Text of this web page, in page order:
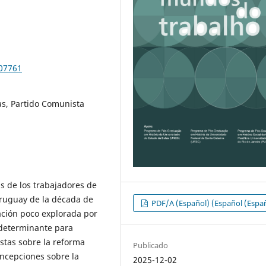
Partido Comunista
de los trabajadores de
de la década de
poco explorada por
para
sobre la reforma
sobre la
PDF/A (Español) (Español
Publicado
2025-12-02